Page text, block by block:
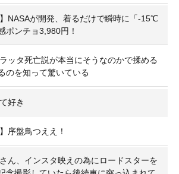
】NASAが開発、着るだけで瞬時に「-15℃
ポンチョ3,980円！
ッタ死亡説が本当にそうなのかで揉める
のを知って驚いている
好き
序盤鳥つええ！
さん、インスタ映えの為にロードスターを